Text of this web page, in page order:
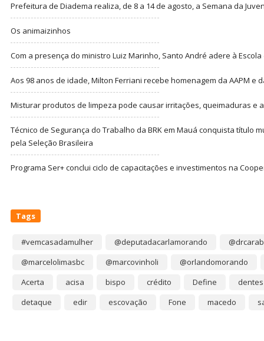
Prefeitura de Diadema realiza, de 8 a 14 de agosto, a Semana da
Os animaizinhos
Com a presença do ministro Luiz Marinho, Santo André adere à
Aos 98 anos de idade, Milton Ferriani recebe homenagem da AAPM e
Misturar produtos de limpeza pode causar irritações, queimaduras e
Técnico de Segurança do Trabalho da BRK em Mauá conquista título
pela Seleção Brasileira
Programa Ser+ conclui ciclo de capacitações e investimentos na
Tags
#vemcasadamulher @deputadacarlamorando
@marcelolimasbc
@marcovinholi
@orlandomorando
Acerta
acisa bispo crédito Define
dentes
detaque
edir escovação Fone macedo